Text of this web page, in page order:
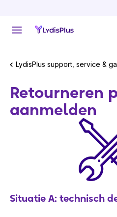
LydisPlus support, service &
Retourneren
aanmelden
Situatie A: technisch